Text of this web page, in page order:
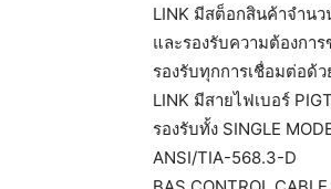
LINK มีสต็อกสินค้าจำนว
และรองรับความต้องกา
รองรับทุกการเชื่อมต่อ
LINK มีสายไฟเบอร์
รองรับทั้ง SINGLE
ANSI/TIA-568.3-D